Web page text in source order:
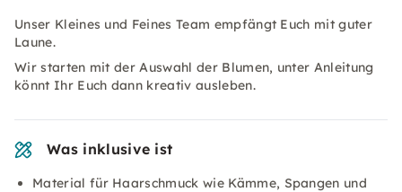
Unser Kleines und Feines Team empfängt Euch mit guter
Laune.
Wir starten mit der Auswahl der Blumen, unter Anleitung
könnt Ihr Euch dann kreativ ausleben.
Was inklusive ist
Material für Haarschmuck wie Kämme, Spangen und